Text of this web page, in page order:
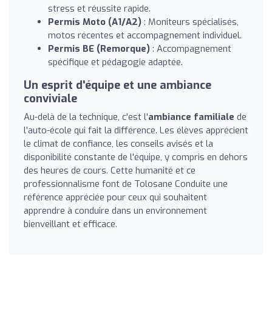
stress et réussite rapide.
Permis Moto (A1/A2) : Moniteurs spécialisés,
motos récentes et accompagnement individuel.
Permis BE (Remorque) : Accompagnement
spécifique et pédagogie adaptée.
Un esprit d'équipe et une ambiance
conviviale
Au-delà de la technique, c'est l'ambiance familiale de
l'auto-école qui fait la différence. Les élèves apprécient
le climat de confiance, les conseils avisés et la
disponibilité constante de l'équipe, y compris en dehors
des heures de cours. Cette humanité et ce
professionnalisme font de Tolosane Conduite une
référence appréciée pour ceux qui souhaitent
apprendre à conduire dans un environnement
bienveillant et efficace.